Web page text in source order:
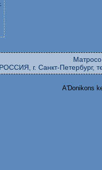
РОССИЯ, г. Санкт-Петербург,
A'Donikons